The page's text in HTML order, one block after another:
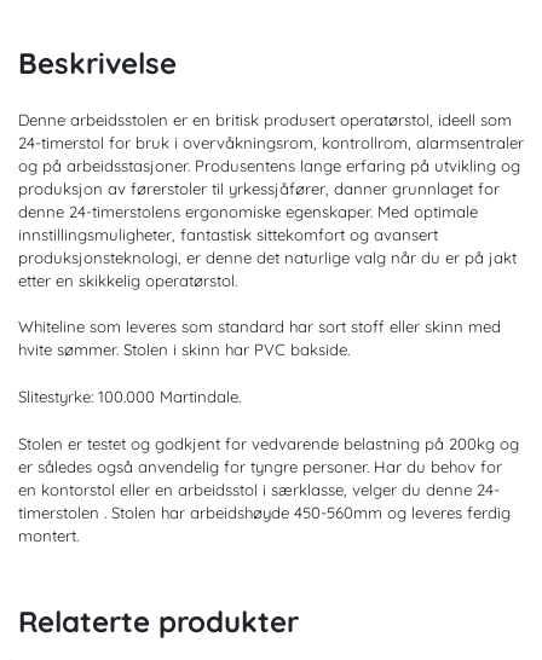
Beskrivelse
Denne arbeidsstolen er en britisk produsert operatørstol, ideell som
24-timerstol for bruk i overvåkningsrom, kontrollrom, alarmsentraler
og på arbeidsstasjoner. Produsentens lange erfaring på utvikling og
produksjon av førerstoler til yrkessjåfører, danner grunnlaget for
denne 24-timerstolens ergonomiske egenskaper. Med optimale
innstillingsmuligheter, fantastisk sittekomfort og avansert
produksjonsteknologi, er denne det naturlige valg når du er på jakt
etter en skikkelig operatørstol.
Whiteline som leveres som standard har sort stoff eller skinn med
hvite sømmer. Stolen i skinn har PVC bakside.
Slitestyrke: 100.000 Martindale.
Stolen er testet og godkjent for vedvarende belastning på 200kg og
er således også anvendelig for tyngre personer. Har du behov for
en kontorstol eller en arbeidsstol i særklasse, velger du denne 24-
timerstolen . Stolen har arbeidshøyde 450-560mm og leveres ferdig
montert.
Relaterte produkter